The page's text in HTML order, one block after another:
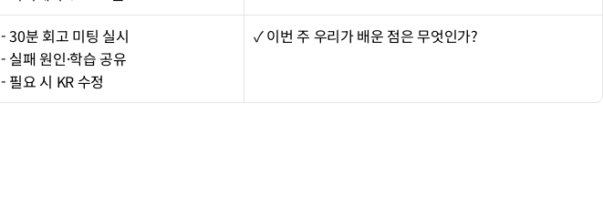
- 30분 회고 미팅 실시
- 실패 원인·학습 공유
- 필요 시 KR 수정
✓ 이번 주 우리가 배운 점은 무엇인가?